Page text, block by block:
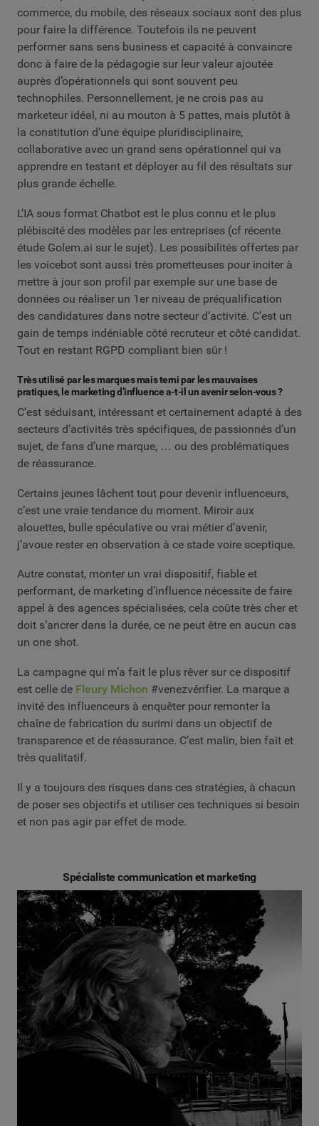
commerce, du mobile, des réseaux sociaux sont des plus
pour faire la différence. Toutefois ils ne peuvent
performer sans sens business et capacité à convaincre
donc à faire de la pédagogie sur leur valeur ajoutée
auprès d’opérationnels qui sont souvent peu
technophiles. Personnellement, je ne crois pas au
marketeur idéal, ni au mouton à 5 pattes, mais plutôt à
la constitution d’une équipe pluridisciplinaire,
collaborative avec un grand sens opérationnel qui va
apprendre en testant et déployer au fil des résultats sur
plus grande échelle.
L’IA sous format Chatbot est le plus connu et le plus
plébiscité des modèles par les entreprises (cf récente
étude Golem.ai sur le sujet). Les possibilités offertes par
les voicebot sont aussi très prometteuses pour inciter à
mettre à jour son profil par exemple sur une base de
données ou réaliser un 1er niveau de préqualification
des candidatures dans notre secteur d’activité. C’est un
gain de temps indéniable côté recruteur et côté candidat.
Tout en restant RGPD compliant bien sûr !
Très utilisé par les marques mais terni par les mauvaises
pratiques, le marketing d’influence a-t-il un avenir selon-vous ?
C’est séduisant, intéressant et certainement adapté à des
secteurs d’activités très spécifiques, de passionnés d’un
sujet, de fans d’une marque, … ou des problématiques
de réassurance.
Certains jeunes lâchent tout pour devenir influenceurs,
c’est une vraie tendance du moment. Miroir aux
alouettes, bulle spéculative ou vrai métier d’avenir,
j’avoue rester en observation à ce stade voire sceptique.
Autre constat, monter un vrai dispositif, fiable et
performant, de marketing d’influence nécessite de faire
appel à des agences spécialisées, cela coûte très cher et
doit s’ancrer dans la durée, ce ne peut être en aucun cas
un one shot.
La campagne qui m’a fait le plus rêver sur ce dispositif
est celle de Fleury Michon #venezvérifier. La marque a
invité des influenceurs à enquêter pour remonter la
chaîne de fabrication du surimi dans un objectif de
transparence et de réassurance. C’est malin, bien fait et
très qualitatif.
Il y a toujours des risques dans ces stratégies, à chacun
de poser ses objectifs et utiliser ces techniques si besoin
et non pas agir par effet de mode.
Spécialiste communication et marketing